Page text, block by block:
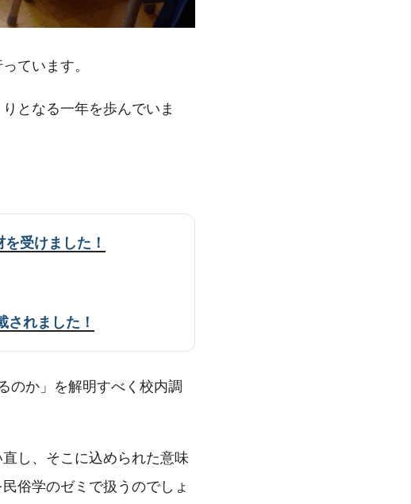
ています。
となる一年を歩んでいま
受けました！
れました！
のか」を解明すべく校内調
し、そこに込められた意味
俗学のゼミで扱うのでしょ